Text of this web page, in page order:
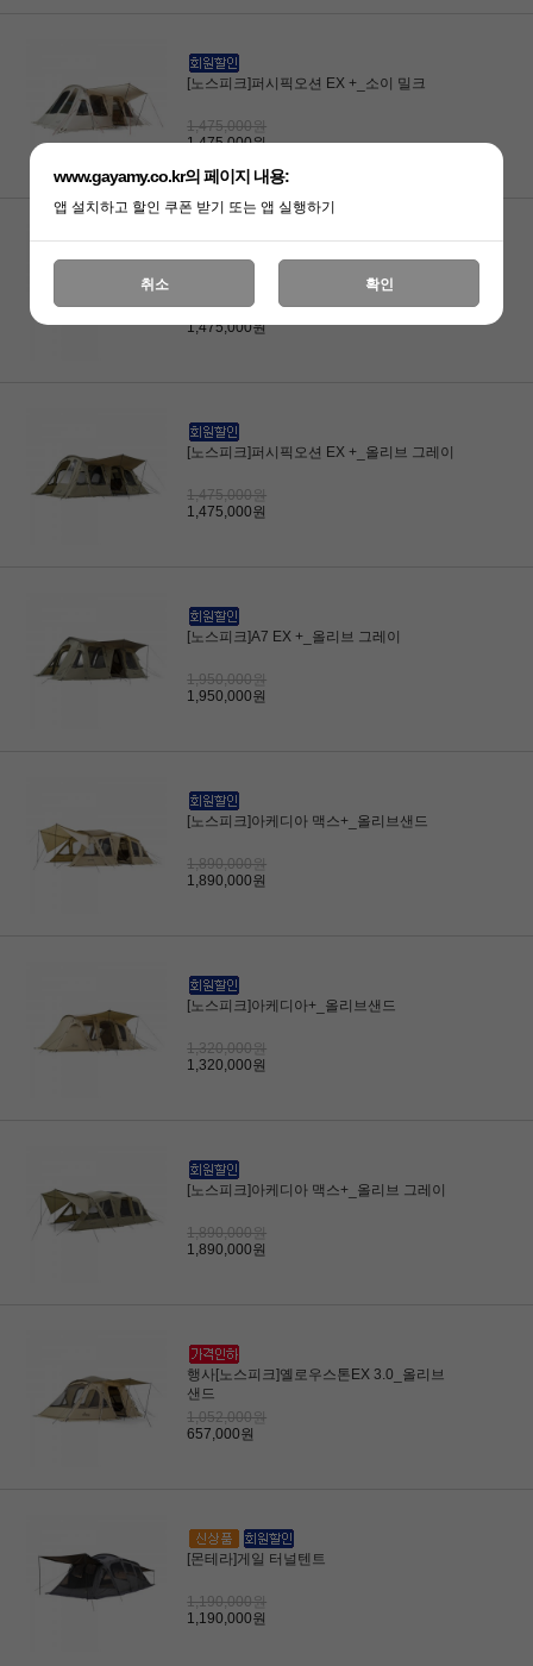
[노스피크]퍼시픽오션 EX +_소이 밀크
1,475,000원
1,475,000원
[노스피크]퍼시픽오션 EX +_올리브 샌드
1,475,000원
1,475,000원
[노스피크]퍼시픽오션 EX +_올리브 그레이
1,475,000원
1,475,000원
[노스피크]A7 EX +_올리브 그레이
1,950,000원
1,950,000원
[노스피크]아케디아 맥스+_올리브샌드
1,890,000원
1,890,000원
[노스피크]아케디아+_올리브샌드
1,320,000원
1,320,000원
[노스피크]아케디아 맥스+_올리브 그레이
1,890,000원
1,890,000원
행사[노스피크]옐로우스톤EX 3.0_올리브
샌드
1,052,000원
657,000원
[몬테라]게일 터널텐트
1,190,000원
1,190,000원
www.gayamy.co.kr의 페이지 내용:
앱 설치하고 할인 쿠폰 받기 또는 앱 실행하기
취소 확인